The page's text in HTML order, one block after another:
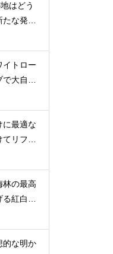
はどう
たな発展
イトロー
で大自然
に最適な
てリフレ
林の最高
る紅白の
的な明か